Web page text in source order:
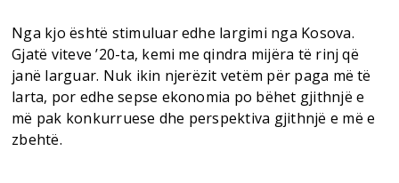
Nga kjo është stimuluar edhe largimi nga Kosova.
Gjatë viteve ’20-ta, kemi me qindra mijëra të rinj që
janë larguar. Nuk ikin njerëzit vetëm për paga më të
larta, por edhe sepse ekonomia po bëhet gjithnjë e
më pak konkurruese dhe perspektiva gjithnjë e më e
zbehtë.